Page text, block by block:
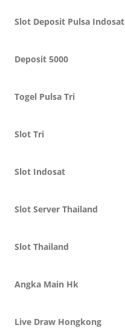
Slot Deposit Pulsa Indosat
Deposit 5000
Togel Pulsa Tri
Slot Tri
Slot Indosat
Slot Server Thailand
Slot Thailand
Angka Main Hk
Live Draw Hongkong